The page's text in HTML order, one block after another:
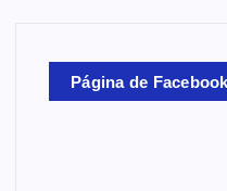
Página de Facebook